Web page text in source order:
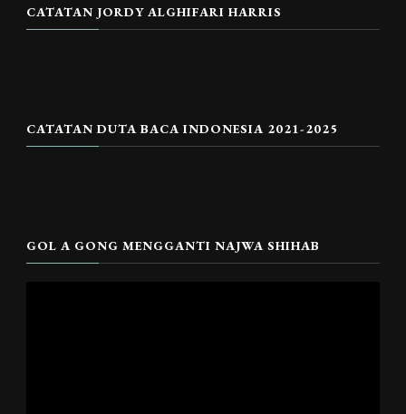
CATATAN JORDY ALGHIFARI HARRIS
CATATAN DUTA BACA INDONESIA 2021-2025
GOL A GONG MENGGANTI NAJWA SHIHAB